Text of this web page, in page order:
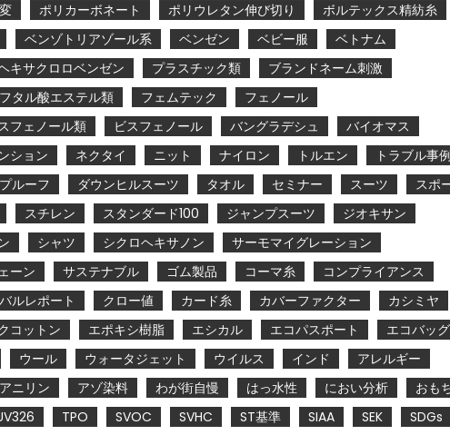
ポリカーボネート ポリウレタン伸び切り
ボルテックス精紡糸
ベンゾトリアゾール系 ベンゼン ベビー服
ベトナム
キサクロロベンゼン プラスチック類
ブランドネーム刺激
フタル酸エステル類 フェムテック
フェノール
フェノール類 ビスフェノール バングラデシュ
バイオマス
ション ネクタイ ニット ナイロン トルエン
トラブル事例
ルーフ ダウンヒルスーツ タオル セミナー スーツ
スポ
スチレン スタンダード100 ジャンプスーツ
ジオキサン
シャツ シクロヘキサノン
サーモマイグレーション
ーン サステナブル ゴム製品 コーマ糸
コンプライアンス
ルレポート クロー値 カード糸 カバーファクター
カシミヤ
コットン エポキシ樹脂 エシカル エコパスポート
エコバッグ
ウール ウォータジェット ウイルス インド
アレルギー
アニリン アゾ染料 わが街自慢 はっ水性 におい分析
おも
TPO SVOC SVHC ST基準 SIAA SEK
SDGs